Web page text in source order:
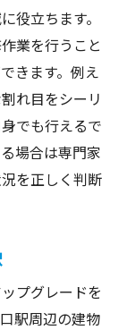
役立ちます。
業を行うこと
きます。例え
れ目をシーリ
でも行えるで
場合は専門家
を正しく判断
プグレードを
駅周辺の建物